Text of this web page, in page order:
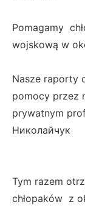
Pomagamy
wojskową w
Nasze raporty
pomocy przez
prywatnym
Николайчук
Tym razem
chłopaków z